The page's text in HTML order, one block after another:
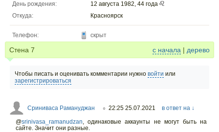
День рождения:
12 августа 1982, 44 года
Откуда:
Красноярск
Телефон: скрыт
Стена 7 с начала | дерево
Чтобы писать и оценивать комментарии нужно войти или
зарегистрироваться
Сриниваса Рамануджан ○ 22:25 25.07.2021
в ответ на ↓
@srinivasa_ramanudzan, одинаковые аккаунты не могут быть на
сайте. Значит они разные.